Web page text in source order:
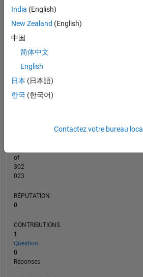
CONTRIBUTIONS
01/21
08/21
03/22
10/22
05/23
12/23
07/24
02/25
09/25
04/26
09/21
05/22
01/23
09/23
01/25
05/26
of
302
023
RÉPUTATION
0
CONTRIBUTIONS
1
Question
0
Réponses
India (English)
New Zealand (English)
中国
简体中文
English
日本 (日本語)
한국 (한국어)
Contactez votre bureau local